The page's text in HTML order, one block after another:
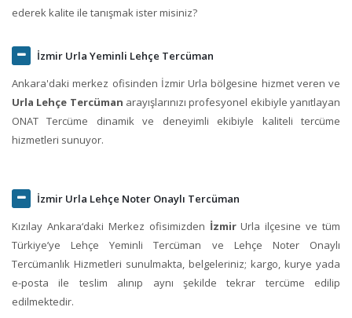
ederek kalite ile tanışmak ister misiniz?
İzmir Urla Yeminli Lehçe Tercüman
Ankara'daki merkez ofisinden İzmir Urla bölgesine hizmet veren ve
Urla Lehçe Tercüman arayışlarınızı profesyonel ekibiyle yanıtlayan
ONAT Tercüme dinamik ve deneyimli ekibiyle kaliteli tercüme
hizmetleri sunuyor.
İzmir Urla Lehçe Noter Onaylı Tercüman
Kızılay Ankara‘daki Merkez ofisimizden İzmirUrla ilçesine ve tüm
Türkiye’ye Lehçe Yeminli Tercüman ve Lehçe Noter Onaylı
Tercümanlık Hizmetleri sunulmakta, belgeleriniz; kargo, kurye yada
e-posta ile teslim alınıp aynı şekilde tekrar tercüme edilip
edilmektedir.